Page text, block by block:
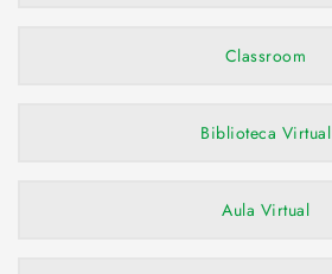
Classroom
Biblioteca Virtual
Aula Virtual